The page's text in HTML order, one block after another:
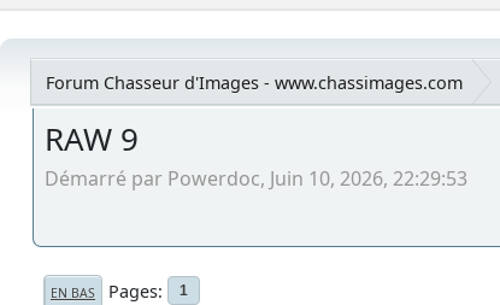
Forum Chasseur d'Images - www.chassimages.com
RAW 9
Démarré par Powerdoc, Juin 10, 2026, 22:29:53
EN BAS Pages 1